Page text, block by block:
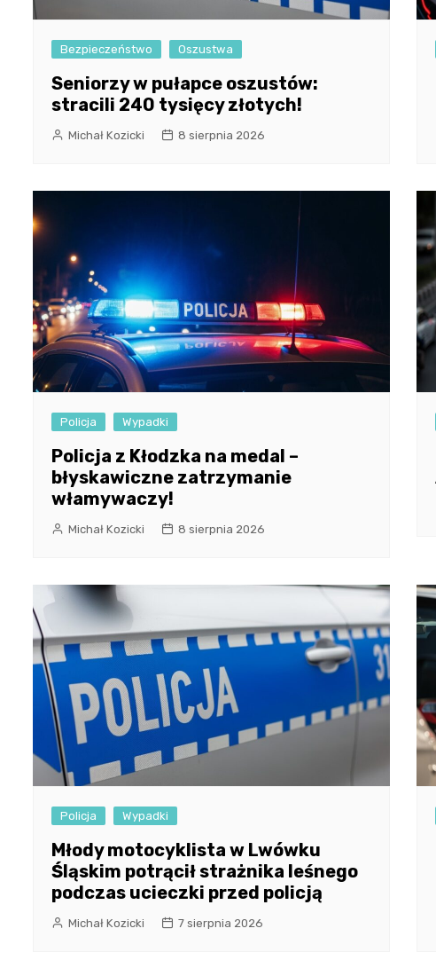
Bezpieczeństwo Oszustwa
Seniorzy w pułapce oszustów:
stracili 240 tysięcy złotych!
Michał Kozicki 8 sierpnia 2026
Policja Wypadki
Policja z Kłodzka na medal –
błyskawiczne zatrzymanie
włamywaczy!
Michał Kozicki 8 sierpnia 2026
Policja Wypadki
Młody motocyklista w Lwówku
Śląskim potrącił strażnika leśnego
podczas ucieczki przed policją
Michał Kozicki 7 sierpnia 2026